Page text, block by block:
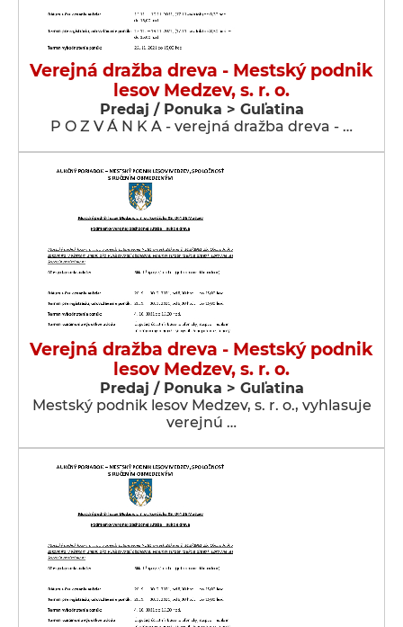
Verejná dražba dreva - Mestský podnik
lesov Medzev, s. r. o.
Predaj / Ponuka > Guľatina
P O Z V Á N K A - verejná dražba dreva - …
Verejná dražba dreva - Mestský podnik
lesov Medzev, s. r. o.
Predaj / Ponuka > Guľatina
Mestský podnik lesov Medzev, s. r. o., vyhlasuje
verejnú …